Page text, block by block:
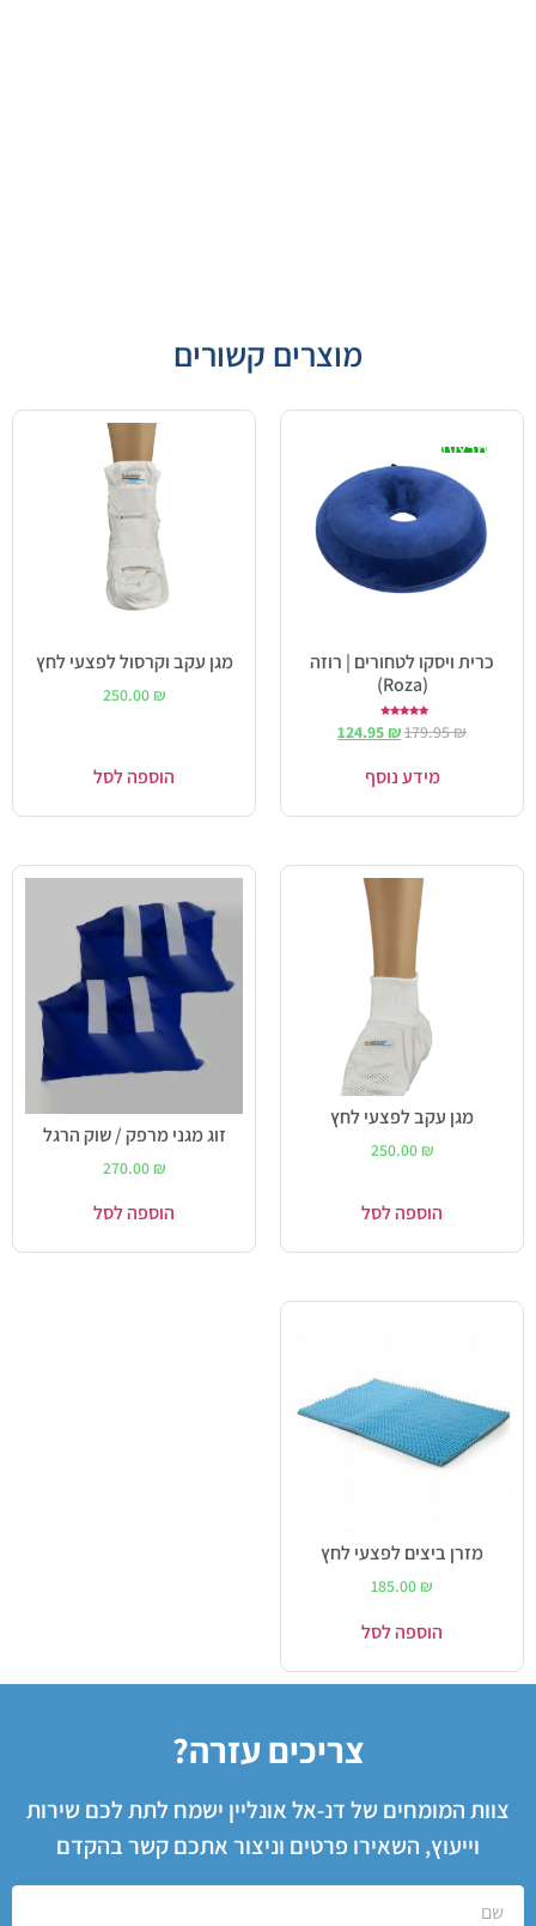
מוצרים קשורים
מבצע!
כרית ויסקו לטחורים | רוזה
(Roza)
5.00
מתוך 5
179.95₪
124.95₪
מידע נוסף
מגן עקב וקרסול לפצעי לחץ
250.00 ₪
הוספה לסל
מגן עקב לפצעי לחץ
250.00 ₪
הוספה לסל
זוג מגני מרפק / שוק הרגל
270.00 ₪
הוספה לסל
מזרן ביצים לפצעי לחץ
185.00 ₪
הוספה לסל
צריכים עזרה?
צוות המומחים של דנ-אל אונליין ישמח לתת לכם שירות
וייעוץ, השאירו פרטים וניצור אתכם קשר בהקדם